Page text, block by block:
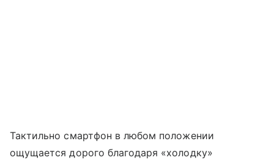
Тактильно смартфон в любом положении
ощущается дорого благодаря «холодку»